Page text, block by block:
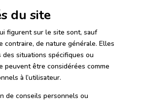
du site
figurent sur le site sont, sauf
contraire, de nature générale. Elles
des situations spécifiques ou
peuvent être considérées comme
à l’utilisateur.
de conseils personnels ou